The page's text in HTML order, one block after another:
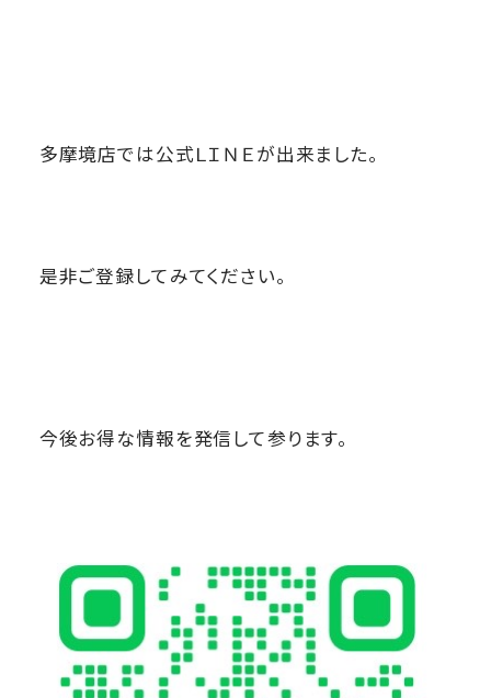
多摩境店では公式ＬＩＮＥが出来ました。
是非ご登録してみてください。
今後お得な情報を発信して参ります。